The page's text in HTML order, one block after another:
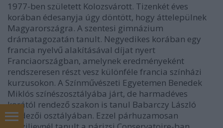
1977-ben született Kolozsvárott. Tizenkét éves
korában édesanyja úgy döntött, hogy áttelepülnek
Magyarországra. A szentesi gimnázium
drámatagozatán tanult. Negyedikes korában egy
francia nyelvű alakításával díjat nyert
Franciaországban, amelynek eredményeként
rendszeresen részt vesz különféle francia színházi
kurzusokon. A Színművészeti Egyetemen Benedek
Miklós színészosztályába járt, de harmadéves
korától rendező szakon is tanul Babarczy László
rendezői osztályában. Ezzel párhuzamosan